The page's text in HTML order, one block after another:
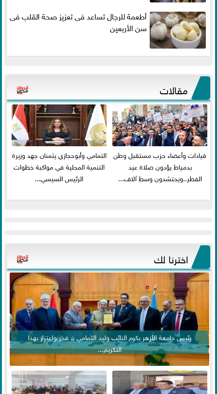
أطعمة للرجال تساعد فى تعزيز صحة القلب فى
سن الأربعين
مقالات
قيادات وأعضاء حزب مستقبل وطن
بدمياط يؤدون صلاة عيد
الفطر..ويحتشدون وسط آلاف...
التمامي وأبوحجازي يثمنان جهد وزيرة
التنمية المحلية في مواكبة خطوات
الرئيس السيسي...
اخترنا لك
رئيس جامعة الأزهر يكرم النائب وليد التمامي .. فخر واعتزاز بهذا
التكريم...